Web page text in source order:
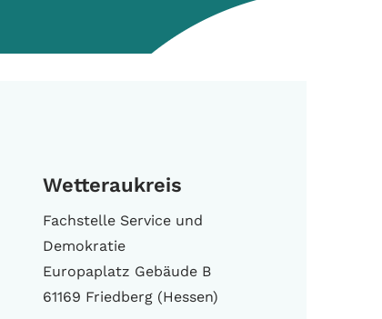
Wetteraukreis
Fachstelle Service und
Demokratie
Europaplatz Gebäude B
61169 Friedberg (Hessen)